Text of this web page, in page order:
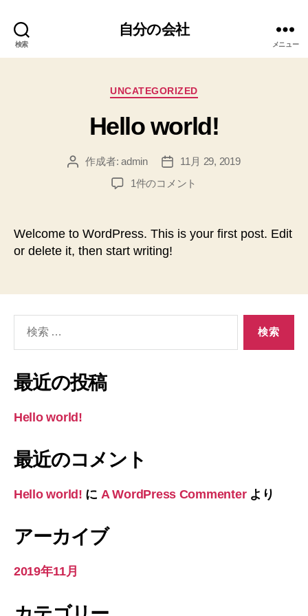
検索
自分の会社
メニュー
カ
ゴ
リ
UNCATEGORIZED
Hello world!
投
作成者:admin
投
稿
11月 29, 2019
Hello
1件のコメント
Welcome to WordPress. This is your first post. Edit
or delete it, then start writing!
象:
最近の投稿
Hello world!
最近のコメント
Hello world! に A WordPress Commenterより
アーカイブ
2019年11月